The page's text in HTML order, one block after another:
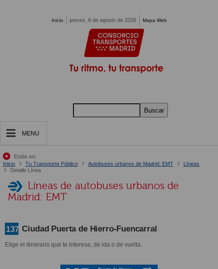
Inicio jueves, 6 de agosto de 2026 Mapa Web
Buscar
MENU
Estás en:
Inicio
Tu Transporte Público Autobuses urbanos de Madrid: EMT
Líneas
Detalle Línea
Líneas de autobuses urbanos de
Madrid: EMT
137 Ciudad Puerta de Hierro-Fuencarral
Elige el itinerario que te interesa, de ida o de vuelta.